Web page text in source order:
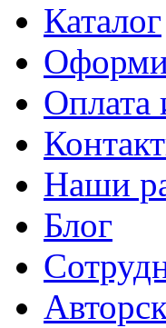
Каталог
Оплата
Наши
Блог